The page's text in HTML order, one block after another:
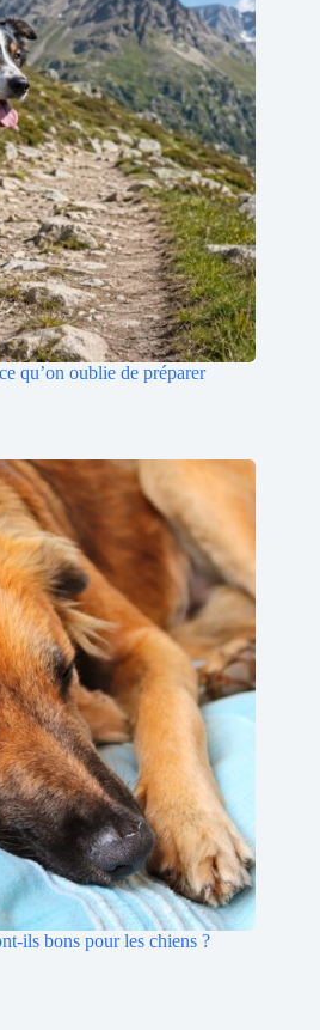
qu’on oublie de préparer
ils bons pour les chiens ?